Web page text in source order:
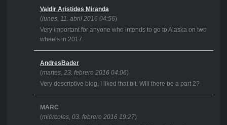
Valdir Aristides Miranda
(lunes, 11. abril 2016 04:56)
Very important for anyone who intends to go to Alaska on two
wheels in 2017.
AndresBader
(martes, 23. febrero 2016 04:06)
Very descriptive blog, I liked that bit. Will there be a part 2?
MARC
(miércoles, 03. febrero 2016 19:27)